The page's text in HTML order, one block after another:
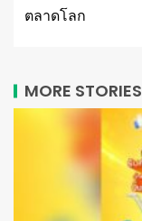
ตลาดโลก
MORE STORIES